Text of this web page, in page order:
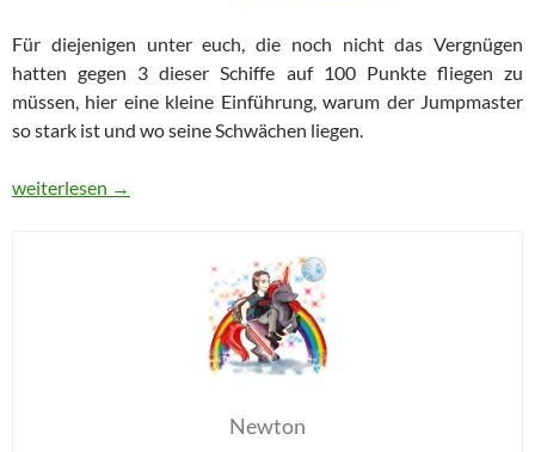
Für diejenigen unter euch, die noch nicht das Vergnügen
hatten gegen 3 dieser Schiffe auf 100 Punkte fliegen zu
müssen, hier eine kleine Einführung, warum der Jumpmaster
so stark ist und wo seine Schwächen liegen.
Jagd auf roter Oktober
weiterlesen →
Newton